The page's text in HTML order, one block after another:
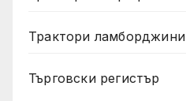
Трактори ламборджини
Търговски регистър